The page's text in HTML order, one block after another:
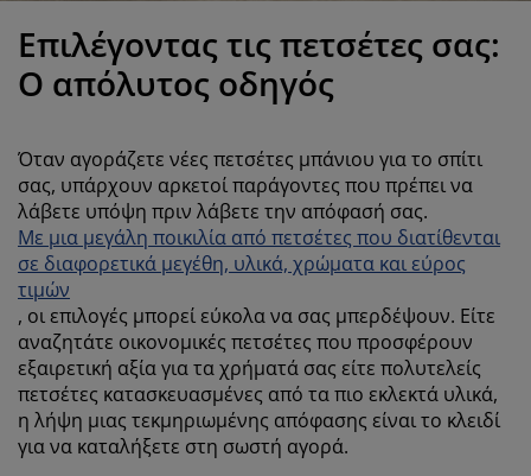
κρεβατιού
στρώματα
κρεβάτια
επίπλων
εξωτερικού χώρου
σπιτιού
πλυντηρίου
Επιλέγοντας τις πετσέτες σας:
Ο απόλυτος οδηγός
Όταν αγοράζετε νέες πετσέτες μπάνιου για το σπίτι
σας, υπάρχουν αρκετοί παράγοντες που πρέπει να
λάβετε υπόψη πριν λάβετε την απόφασή σας.
Με μια μεγάλη ποικιλία από πετσέτες που διατίθενται
σε διαφορετικά μεγέθη, υλικά, χρώματα και εύρος
τιμών
, οι επιλογές μπορεί εύκολα να σας μπερδέψουν. Είτε
αναζητάτε οικονομικές πετσέτες που προσφέρουν
εξαιρετική αξία για τα χρήματά σας είτε πολυτελείς
πετσέτες κατασκευασμένες από τα πιο εκλεκτά υλικά,
η λήψη μιας τεκμηριωμένης απόφασης είναι το κλειδί
για να καταλήξετε στη σωστή αγορά.